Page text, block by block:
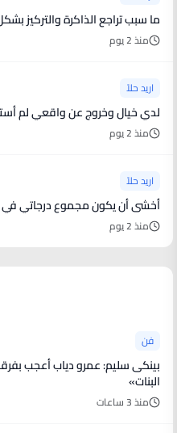
ما سبب تراجع الذاكرة والتركيز
منذ 2 يوم
اريد حلاً
لدي خيال وخروج عن واقعي لم
منذ 2 يوم
اريد حلاً
أخشى أن يكون مجموع درجاتي في
منذ 2 يوم
فن
بينكى سليم: عمرو دياب أعجب
البنات»
منذ 3 ساعات